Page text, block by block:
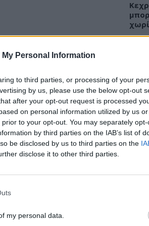
My Personal Information
to third parties, or processing of your
by us, please use the below opt-out
after your opt-out request is processed
on personal information utilized by us
to your opt-out. You may separately
by third parties on the IAB’s list of
be disclosed by us to third parties on the
disclose it to other third parties.
my personal data.
το έμβρυο δεν μπόρεσε
χωρίς να έχει μέσα
το σάκο της
υφίσταται έμβρυο. Η
της κύησης με